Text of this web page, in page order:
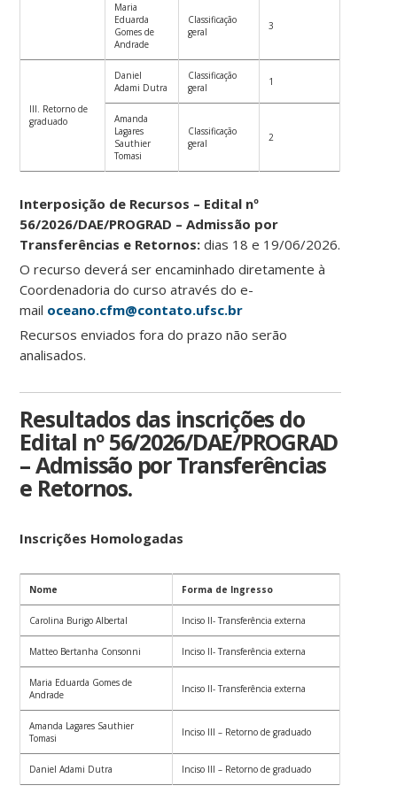
Maria
Eduarda
Gomes de
Andrade
Classificação
geral
3
III. Retorno de
graduado
Daniel
Adami Dutra
Classificação
geral
1
Amanda
Lagares
Sauthier
Tomasi
Classificação
geral
2
Interposição de Recursos – Edital nº
56/2026/DAE/PROGRAD – Admissão por
Transferências e Retornos:dias 18 e 19/06/2026.
O recurso deverá ser encaminhado diretamente à
Coordenadoria do curso através do e-
mail oceano.cfm@contato.ufsc.br
Recursos enviados fora do prazo não serão
analisados.
Resultados das inscrições do
Edital nº 56/2026/DAE/PROGRAD
– Admissão por Transferências
e Retornos.
Inscrições Homologadas
Nome Forma de Ingresso
Carolina Burigo Albertal Inciso II- Transferência externa
Matteo Bertanha Consonni Inciso II- Transferência externa
Maria Eduarda Gomes de
Andrade
Inciso II- Transferência externa
Amanda Lagares Sauthier
Tomasi
Inciso III – Retorno de graduado
Daniel Adami Dutra Inciso III – Retorno de graduado